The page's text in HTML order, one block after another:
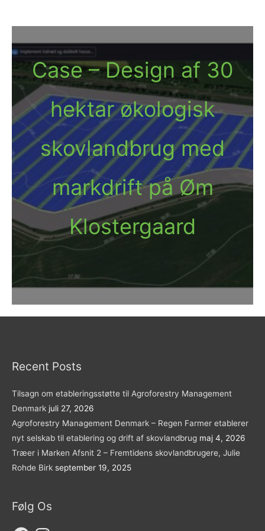
Case – Design af 30
hektar økologisk
skovlandbrug med
markdrift på Øm
Klostergaard
Recent Posts
Tilsagn om etableringsstøtte til Agroforestry Management
Denmark juli 27, 2026
Agroforestry Management Denmark – Regen Farmer etablerer
nyt selskab til etablering og drift af skovlandbrug maj 4, 2026
Træer i Marken Afsnit 2 – Fremtidens skovlandbrugere, Julie
Rohde Birk september 19, 2025
Følg Os
FacebookInstagram